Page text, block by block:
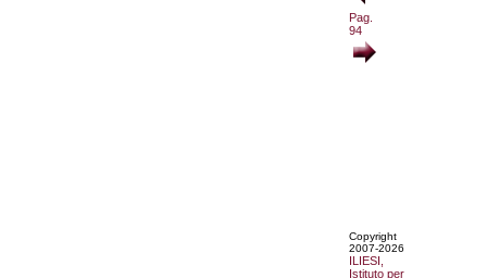
Pag.
94
Copyright
2007-2026
ILIESI,
Istituto per